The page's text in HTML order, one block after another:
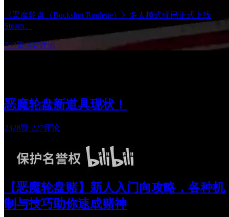
《恶魔轮盘（Buckshot Roulette）》多人模式现已正式上线
Steam。
759赞·437评论
恶魔轮盘新道具现状！
2328赞·227评论
【恶魔轮盘赌】新人入门向攻略，各种机
制与技巧助你速成赌神